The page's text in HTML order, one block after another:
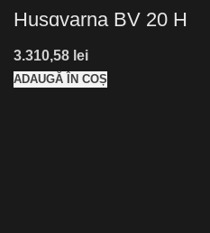
Husqvarna BV 20 H
lei
ADAUGĂ ÎN COȘ